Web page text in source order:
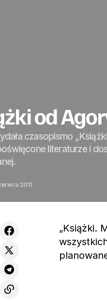
od
czasopismo
literaturze i
2011
„Książki.